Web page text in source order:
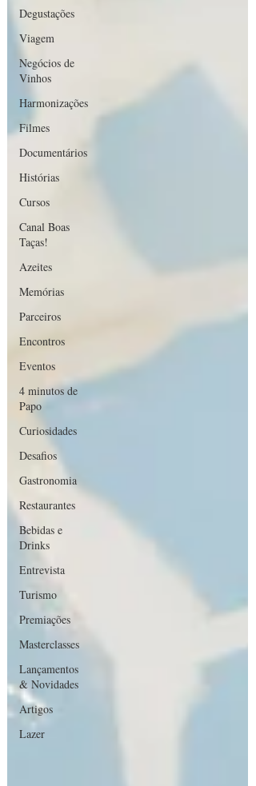
Degustações
Viagem
Negócios de
Vinhos
Harmonizações
Filmes
Documentários
Histórias
Cursos
Canal Boas
Taças!
Azeites
Memórias
Parceiros
Encontros
Eventos
4 minutos de
Papo
Curiosidades
Desafios
Gastronomia
Restaurantes
Bebidas e
Drinks
Entrevista
Turismo
Premiações
Masterclasses
Lançamentos
& Novidades
Artigos
Lazer